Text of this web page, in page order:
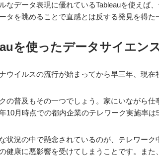
なデータ表現に優れているTableauを使えば
タを眺めることで直感とは反する発見を得た
を使ったデータサイエン
ウイルスの流行が始まってから早三年、現
の普及もその一つでしょう。家にいながら
10月時点での都内企業のテレワーク実施率は
状況の中で懸念されているのが、テレワー
健康に悪影響を受けてしまうことです。ま